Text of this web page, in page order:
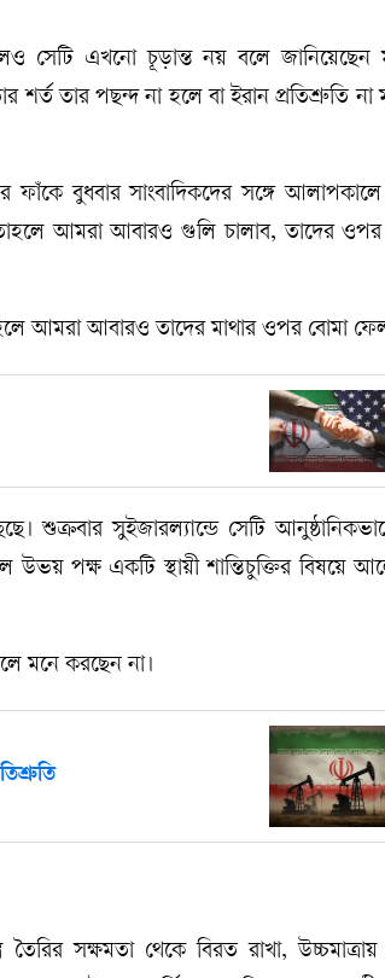
সেটি এখনো চূড়ান্ত নয় বলে জানিয়েছেন
শর্ত তার পছন্দ না হলে বা ইরান প্রতিশ্রুতি না
ফাঁকে বুধবার সাংবাদিকদের সঙ্গে আলাপকালে
আমরা আবারও গুলি চালাব, তাদের ওপর
আমরা আবারও তাদের মাথার ওপর বোমা
শুক্রবার সুইজারল্যান্ডে সেটি
পক্ষ একটি স্থায়ী শান্তিচুক্তির বিষয়ে
মনে করছেন না।
সক্ষমতা থেকে বিরত রাখা,